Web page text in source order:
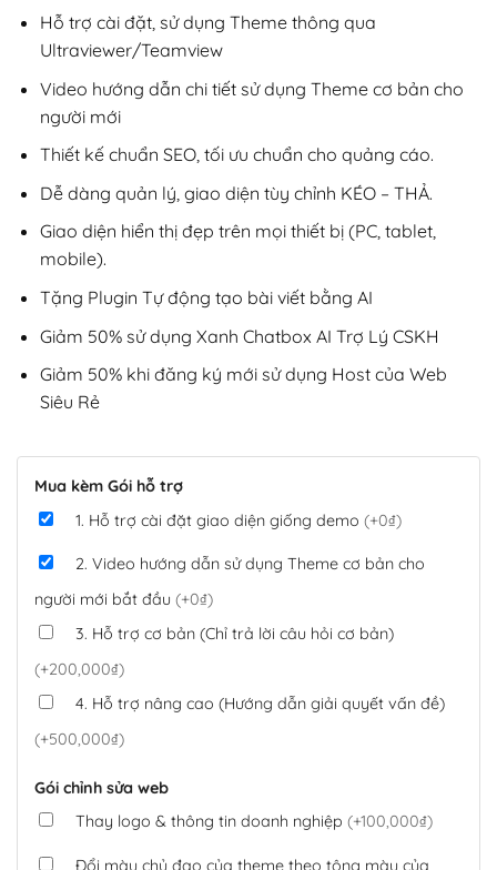
Hỗ trợ cài đặt, sử dụng Theme thông qua
Ultraviewer/Teamview
Video hướng dẫn chi tiết sử dụng Theme cơ bản cho
người mới
Thiết kế chuẩn SEO, tối ưu chuẩn cho quảng cáo.
Dễ dàng quản lý, giao diện tùy chỉnh KÉO – THẢ.
Giao diện hiển thị đẹp trên mọi thiết bị (PC, tablet,
mobile).
Tặng Plugin Tự động tạo bài viết bằng AI
Giảm 50% sử dụng Xanh Chatbox AI Trợ Lý CSKH
Giảm 50% khi đăng ký mới sử dụng Host của Web
Siêu Rẻ
Mua kèm Gói hỗ trợ
1. Hỗ trợ cài đặt giao diện giống demo (+0₫)
2. Video hướng dẫn sử dụng Theme cơ bản cho
người mới bắt đầu (+0₫)
3. Hỗ trợ cơ bản (Chỉ trả lời câu hỏi cơ bản)
(+200,000₫)
4. Hỗ trợ nâng cao (Hướng dẫn giải quyết vấn đề)
(+500,000₫)
Gói chỉnh sửa web
Thay logo & thông tin doanh nghiệp (+100,000₫)
Đổi màu chủ đạo của theme theo tông màu của